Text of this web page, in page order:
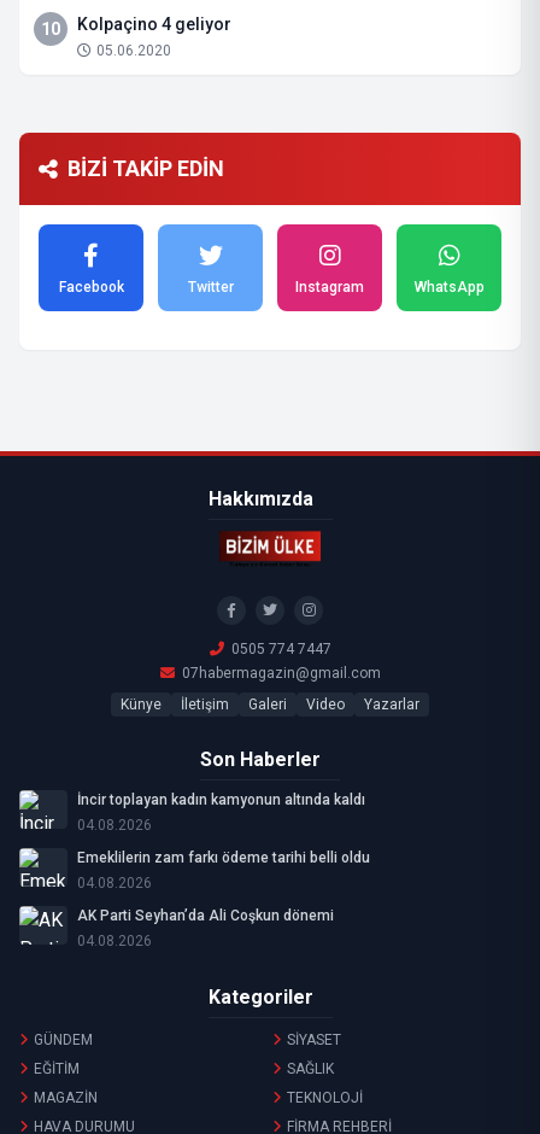
10 Kolpaçino 4 geliyor
05.06.2020
BİZİ TAKİP EDİN
Facebook Twitter Instagram WhatsApp
Hakkımızda
0505 774 7447
07habermagazin@gmail.com
Künye
İletişim Galeri Video Yazarlar
Son Haberler
İncir toplayan kadın kamyonun altında kaldı
04.08.2026
Emeklilerin zam farkı ödeme tarihi belli oldu
04.08.2026
AK Parti Seyhan’da Ali Coşkun dönemi
04.08.2026
Kategoriler
GÜNDEM
SİYASET
EĞİTİM
SAĞLIK
MAGAZİN
TEKNOLOJİ
HAVA DURUMU
FİRMA REHBERİ